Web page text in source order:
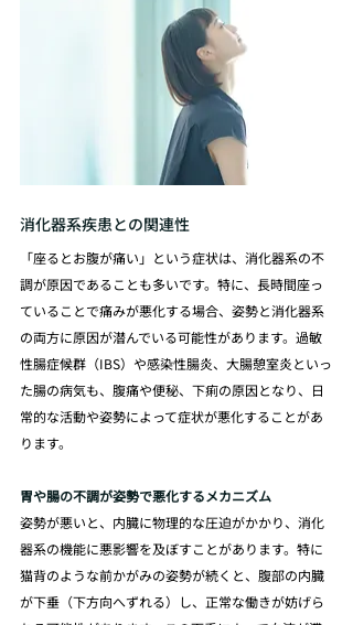
消化器系疾患との関連性
「座るとお腹が痛い」という症状は、消化器系の不
調が原因であることも多いです。特に、長時間座っ
ていることで痛みが悪化する場合、姿勢と消化器系
の両方に原因が潜んでいる可能性があります。過敏
性腸症候群（IBS）や感染性腸炎、大腸憩室炎といっ
た腸の病気も、腹痛や便秘、下痢の原因となり、日
常的な活動や姿勢によって症状が悪化することがあ
ります。
胃や腸の不調が姿勢で悪化するメカニズム
姿勢が悪いと、内臓に物理的な圧迫がかかり、消化
器系の機能に悪影響を及ぼすことがあります。特に
猫背のような前かがみの姿勢が続くと、腹部の内臓
が下垂（下方向へずれる）し、正常な働きが妨げら